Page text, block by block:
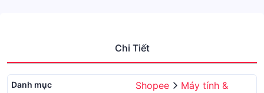
Chi Tiết
Danh mục Shopee
Máy tính &